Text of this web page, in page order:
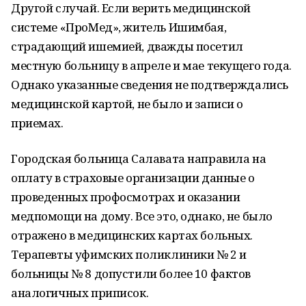
Другой случай. Если верить медицинской
системе «ПроМед», житель Ишимбая,
страдающий ишемией, дважды посетил
местную больницу в апреле и мае текущего года.
Однако указанные сведения не подтверждались
медицинской картой, не было и записи о
приемах.
Городская больница Салавата направила на
оплату в страховые организации данные о
проведенных профосмотрах и оказании
медпомощи на дому. Все это, однако, не было
отражено в медицинских картах больных.
Терапевты уфимских поликлиники № 2 и
больницы № 8 допустили более 10 фактов
аналогичных приписок.